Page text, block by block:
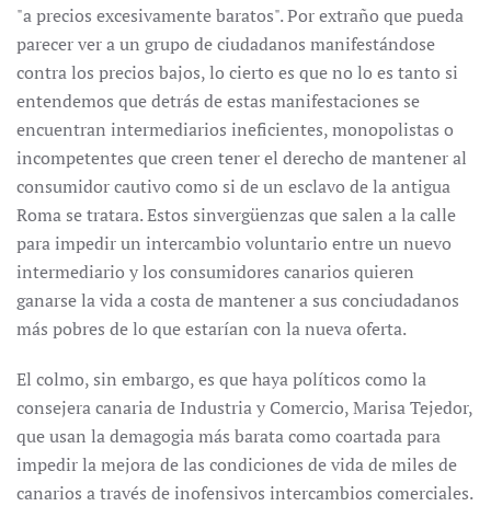
"a precios excesivamente baratos". Por extraño que pueda
parecer ver a un grupo de ciudadanos manifestándose
contra los precios bajos, lo cierto es que no lo es tanto si
entendemos que detrás de estas manifestaciones se
encuentran intermediarios ineficientes, monopolistas o
incompetentes que creen tener el derecho de mantener al
consumidor cautivo como si de un esclavo de la antigua
Roma se tratara. Estos sinvergüenzas que salen a la calle
para impedir un intercambio voluntario entre un nuevo
intermediario y los consumidores canarios quieren
ganarse la vida a costa de mantener a sus conciudadanos
más pobres de lo que estarían con la nueva oferta.
El colmo, sin embargo, es que haya políticos como la
consejera canaria de Industria y Comercio, Marisa Tejedor,
que usan la demagogia más barata como coartada para
impedir la mejora de las condiciones de vida de miles de
canarios a través de inofensivos intercambios comerciales.